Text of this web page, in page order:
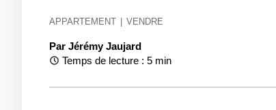
APPARTEMENT VENDRE
Par Jérémy Jaujard
Temps de lecture : 5 min